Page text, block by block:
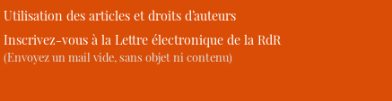
Utilisation des articles et droits d’auteurs
Inscrivez-vous à la Lettre électronique de la RdR
(Envoyez un mail vide, sans objet ni contenu)